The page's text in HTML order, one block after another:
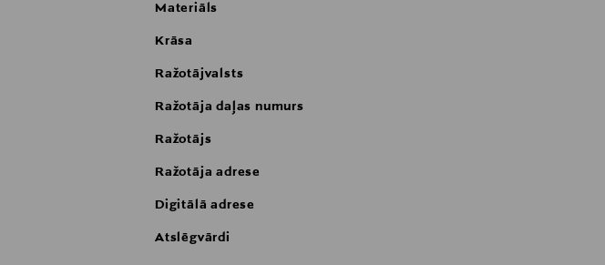
Materiāls
Krāsa
Ražotājvalsts
Ražotāja daļas numurs
Ražotājs
Ražotāja adrese
Digitālā adrese
Atslēgvārdi